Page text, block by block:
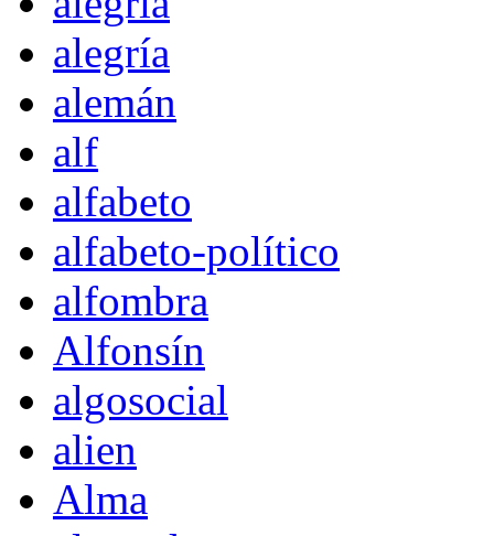
alegría
alemán
alf
alfabeto
alfabeto-político
alfombra
Alfonsín
algosocial
alien
Alma